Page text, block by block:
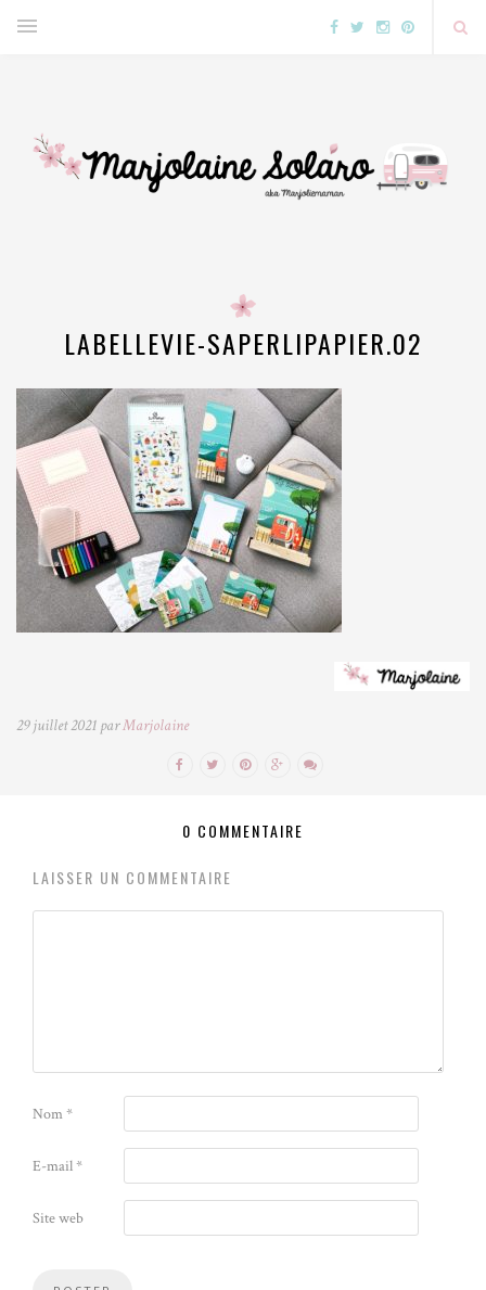
LABELLEVIE-SAPERLIPAPIER.02
29 juillet 2021 parMarjolaine
0 COMMENTAIRE
LAISSER UN COMMENTAIRE
Nom*
E-mail*
Site web